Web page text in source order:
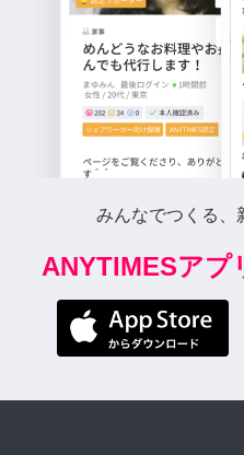
みんなでつくる、
ANYTIMESアプ